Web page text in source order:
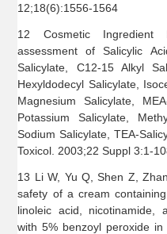
12;18(6):1556-1564
12 Cosmetic Ingredient
assessment of Salicylic
Salicylate, C12-15 Alkyl
Hexyldodecyl Salicylate,
Magnesium Salicylate,
Potassium Salicylate,
Sodium Salicylate, TEA-
Toxicol. 2003;22 Suppl 3:1-
13 Li W, Yu Q, Shen Z,
safety of a cream
linoleic acid, nicotinamide,
with 5% benzoyl peroxide